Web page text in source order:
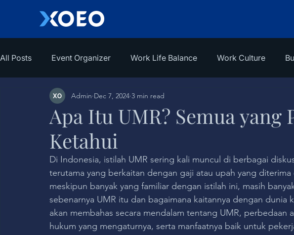
All Posts Event Organizer Work Life Balance Work Culture
Apa Itu UMR? Semua yang
Ketahui
Admin Dec 7, 2024 3 min read
Di Indonesia, istilah UMR sering kali muncul di berbagai
terutama yang berkaitan dengan gaji atau upah yang
meskipun banyak yang familiar dengan istilah ini, masih
sebenarnya UMR itu dan bagaimana kaitannya dengan dunia
akan membahas secara mendalam tentang UMR, perbedaan
hukum yang mengaturnya, serta manfaatnya baik untuk